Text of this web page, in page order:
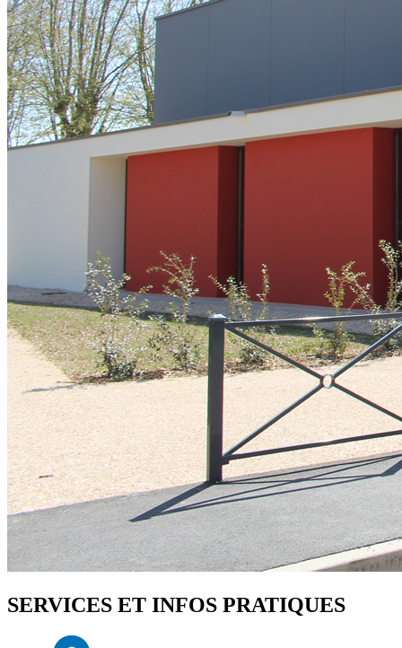
SERVICES ET INFOS PRATIQUES